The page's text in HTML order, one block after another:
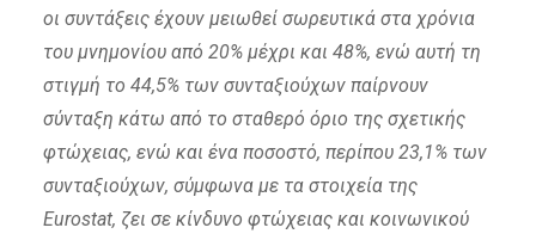
οι συντάξεις έχουν μειωθεί σωρευτικά στα χρόνια
του μνημονίου από 20% μέχρι και 48%, ενώ αυτή τη
στιγμή το 44,5% των συνταξιούχων παίρνουν
σύνταξη κάτω από το σταθερό όριο της σχετικής
φτώχειας, ενώ και ένα ποσοστό, περίπου 23,1% των
συνταξιούχων, σύμφωνα με τα στοιχεία της
Eurostat, ζει σε κίνδυνο φτώχειας και κοινωνικού